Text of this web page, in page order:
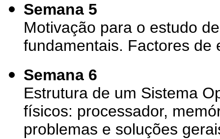
Semana 5
Motivação para o estudo
fundamentais. Factores de
Semana 6
Estrutura de um Sistema
físicos: processador,
problemas e soluções